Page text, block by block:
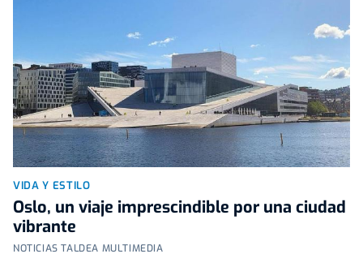
VIDA Y ESTILO
Oslo, un viaje imprescindible por una ciudad
vibrante
NOTICIAS TALDEA MULTIMEDIA